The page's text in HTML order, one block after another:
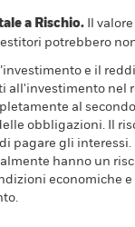
a Rischio. Il
potrebbero
e il
nel
al
obbligazioni. Il
pagare gli
hanno un
economiche